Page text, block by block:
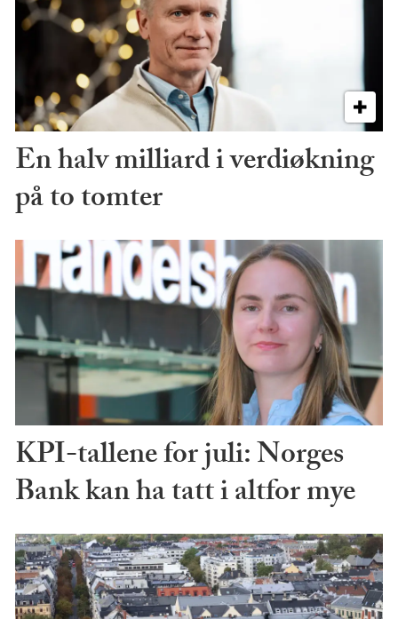
En halv milliard i verdiøkning
på to tomter
KPI-tallene for juli: Norges
Bank kan ha tatt i altfor mye